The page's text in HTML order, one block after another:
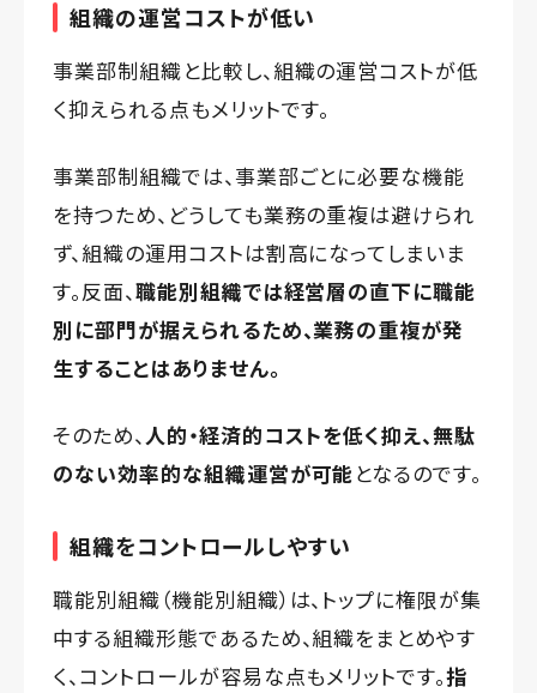
組織の運営コストが低い
事業部制組織と比較し、組織の運営コストが低
く抑えられる点もメリットです。
事業部制組織では、事業部ごとに必要な機能
を持つため、どうしても業務の重複は避けられ
ず、組織の運用コストは割高になってしまいま
す。反面、職能別組織では経営層の直下に職能
別に部門が据えられるため、業務の重複が発
生することはありません。
そのため、人的・経済的コストを低く抑え、無駄
のない効率的な組織運営が可能となるのです。
組織をコントロールしやすい
職能別組織（機能別組織）は、トップに権限が集
中する組織形態であるため、組織をまとめやす
く、コントロールが容易な点もメリットです。指